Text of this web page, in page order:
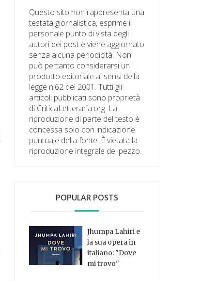
Questo sito non rappresenta una
testata giornalistica, esprime il
personale punto di vista degli
autori dei post e viene aggiornato
senza alcuna periodicità. Non
può pertanto considerarsi un
prodotto editoriale ai sensi della
legge n.62 del 2001. Tutti gli
articoli pubblicati sono proprietà
di CriticaLetteraria.org. La
riproduzione di parte del testo è
concessa solo con indicazione
puntuale della fonte. È vietata la
riproduzione integrale del pezzo.
POPULAR POSTS
Jhumpa Lahiri e
la sua opera in
italiano: "Dove
mi trovo"